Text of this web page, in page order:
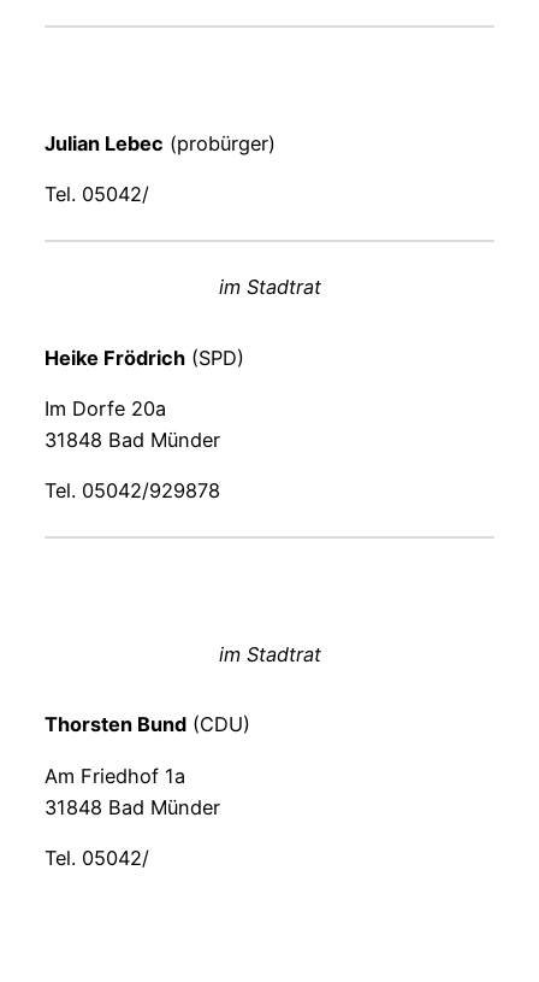
Julian Lebec (probürger)
Tel. 05042/
im Stadtrat
Heike Frödrich(SPD)
Im Dorfe 20a
31848 Bad Münder
Tel. 05042/929878
im Stadtrat
Thorsten Bund(CDU)
Am Friedhof 1a
31848 Bad Münder
Tel. 05042/